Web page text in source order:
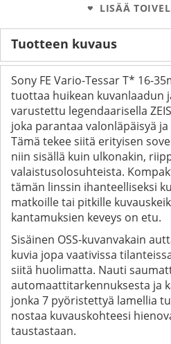
LISÄÄ
Tuotteen kuvaus
Sony FE Vario-Tessar T* 16-
tuottaa huikean kuvanlaadun
varustettu legendaarisella
joka parantaa valonläpäisyä
Tämä tekee siitä erityisen
niin sisällä kuin ulkonakin,
valaistusolosuhteista.
tämän linssin ihanteelliseksi
matkoille tai pitkille
kantamuksien keveys on etu.
Sisäinen OSS-kuvanvakain
kuvia jopa vaativissa
siitä huolimatta. Nauti
automaattitarkennuksesta ja
jonka 7 pyöristettyä lamellia
nostaa kuvauskohteesi
taustastaan.